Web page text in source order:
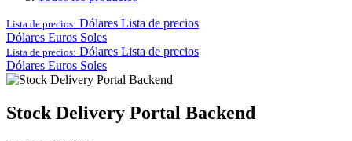
Lista de precios: Dólares Lista de precios
Dólares Euros Soles
Lista de precios: Dólares Lista de precios
Dólares Euros Soles
Stock Delivery Portal Backend